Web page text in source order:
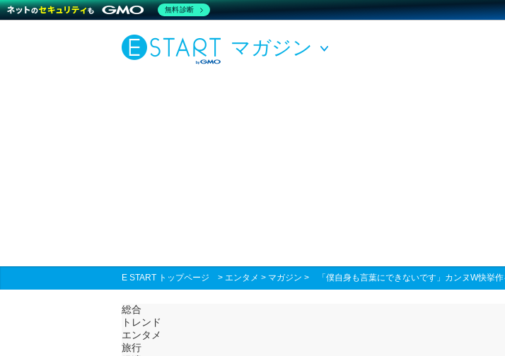
マガジン
E START トップページ > エンタメ > マガジン > 「僕自身も言葉にできないです」カンヌW快挙
総合
トレンド
エンタメ
旅行
無料診断